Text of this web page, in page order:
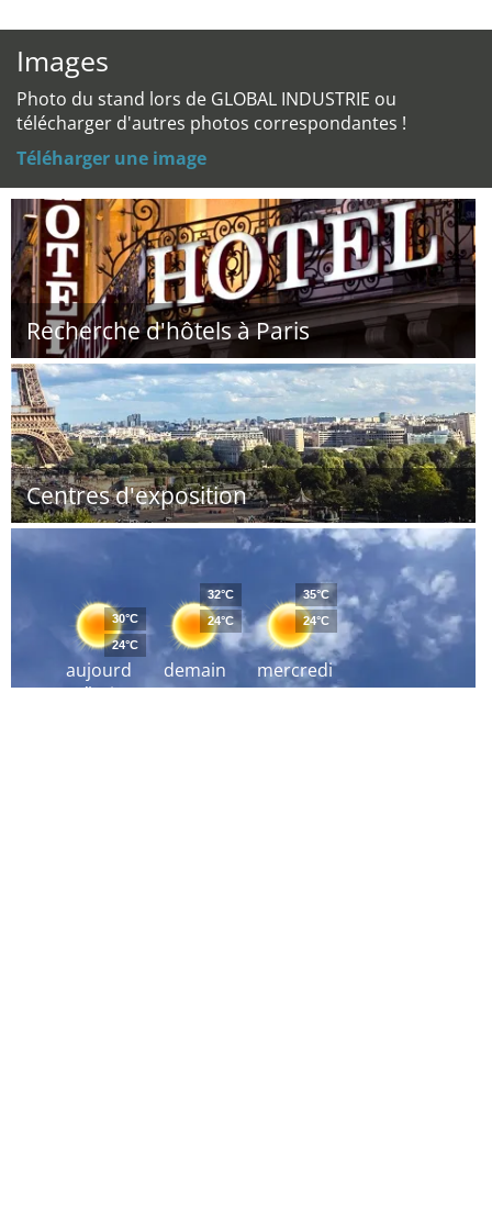
Images
Photo du stand lors de GLOBAL INDUSTRIE ou
télécharger d'autres photos correspondantes !
Téléharger une image
Recherche d'hôtels à Paris
Centres d'exposition
aujourd
´hui
30°C
24°C
demain
32°C
24°C
mercredi
35°C
24°C